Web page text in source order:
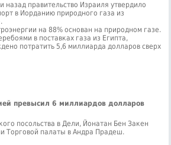
назад правительство Израиля утвердило
в Иорданию природного газа из
на 88% основан на природном газе.
в поставках газа из Египта,
потратить 5,6 миллиарда долларов сверх
превысил 6 миллиардов долларов
посольства в Дели, Йонатан Бен Закен
Торговой палаты в Андра Прадеш.